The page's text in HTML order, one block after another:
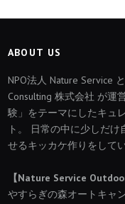
ABOUT US
NPO法人 Nature Service
Consulting 株式会社 が運
験」をテーマにしたキュ
ト。 日常の中に少しだけ
せるキッカケ作りをしてい
【Nature Service
やすらぎの森オートキャ